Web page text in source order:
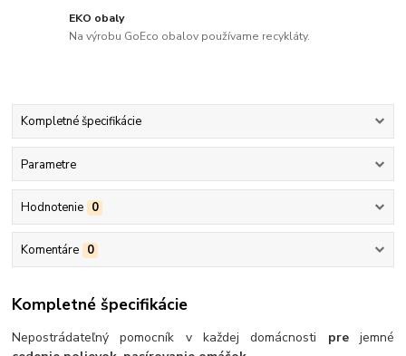
EKO obaly
Na výrobu GoEco obalov používame recykláty.
Kompletné špecifikácie
Parametre
Hodnotenie 0
Komentáre 0
Kompletné špecifikácie
Nepostrádateľný pomocník v každej domácnosti pre jemné